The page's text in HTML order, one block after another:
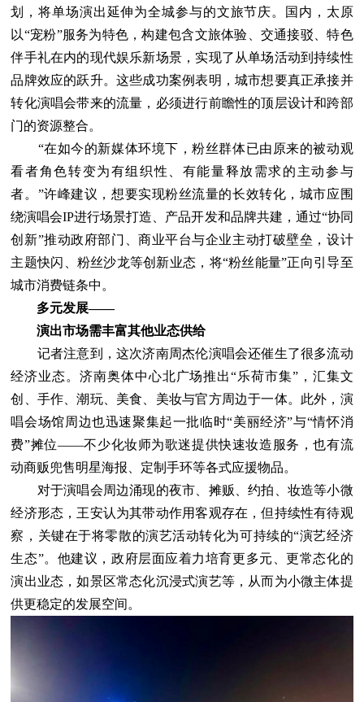
划，将单场演出延伸为全城参与的文旅节庆。国内，太原
以“宠粉”服务为特色，构建包含文旅体验、交通接驳、特色
伴手礼在内的现代娱乐新场景，实现了从单场活动到持续性
品牌效应的跃升。这些成功案例表明，城市想要真正承接并
转化演唱会带来的流量，必须进行前瞻性的顶层设计和跨部
门的资源整合。
“在如今的新媒体环境下，粉丝群体已由原来的被动观
看者角色转变为有组织性、有能量释放需求的主动参与
者。”许峰建议，想要实现粉丝流量的长效转化，城市应围
绕演唱会IP进行场景打造、产品开发和品牌共建，通过“协同
创新”推动政府部门、商业平台与企业主动打破壁垒，设计
主题快闪、粉丝沙龙等创新业态，将“粉丝能量”正向引导至
城市消费链条中。
多元发展——
演出市场需丰富其他业态供给
记者注意到，这次济南周杰伦演唱会还催生了很多流动
经济业态。济南奥体中心北广场推出“乐荷市集”，汇集文
创、手作、潮玩、美食、美妆与官方周边于一体。此外，演
唱会场馆周边也迅速聚集起一批临时“美丽经济”与“情怀消
费”摊位——不少化妆师为歌迷提供快速妆造服务，也有流
动商贩兜售明星海报、定制手环等各式应援物品。
对于演唱会周边涌现的夜市、摊贩、约拍、妆造等小微
经济形态，王安认为其带动作用客观存在，但持续性有待观
察，关键在于将零散的演艺活动转化为可持续的“演艺经济
生态”。他建议，政府层面应着力培育更多元、更常态化的
演出业态，如景区常态化沉浸式演艺等，从而为小微主体提
供更稳定的发展空间。